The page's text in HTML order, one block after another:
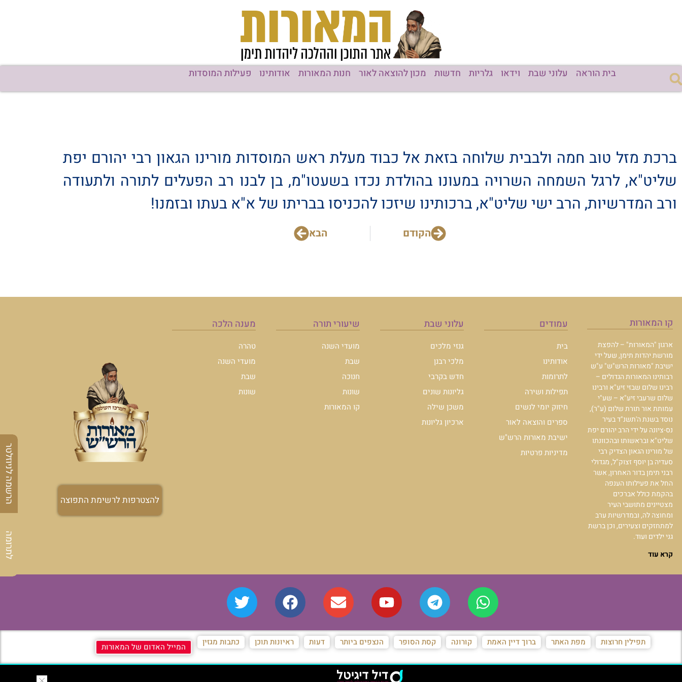
בית הוראה עלוני שבת וידאו גלריות חדשות מכון להוצאה לאור חנות המאורות אודותינו פעילות המוסדות
ברכת מזל טוב חמה ולבבית שלוחה בזאת אל כבוד מעלת ראש המוסדות מורינו הגאון רבי יהורם יפת
שליט"א, לרגל השמחה השרויה במעונו בהולדת נכדו בשעטו"מ, בן לבנו רב הפעלים לתורה ולתעודה
ורב המדרשיות, הרב ישי שליט"א, ברכותינו שיזכו להכניסו בבריתו של א"א בעתו ובזמנו!
הקודם הבא
קו המאורות
ארגון "המאורות" – להפצת
מורשת יהדות תימן, שעל ידי
ישיבת "מאורות הרש"ש" ע"ש
רבותינו המאורות הגדולים –
רבינו שלום שבזי זיע"א ורבינו
שלום שרעבי זיע"א – שע"י
עמותת אור תורת שלום (ע"ר),
נוסד בשנת ה'תשנ"ד בעיר
נס-ציונה על ידי הרב יהורם יפת
שליט"א ובראשותו ובהכוונתו
של מורינו הגאון הצדיק רבי
סעדיה בן יוסף זצוק"ל, מגדולי
רבני תימן בדור האחרון, אשר
החל את פעילותו הענפה
בהקמת כולל אברכים
מצטיינים מתושבי העיר
ומחוצה לה, ובמדרשיות ערב
למתחזקים וצעירים, וכן ברשת
גני ילדים ועוד.
קרא עוד
עמודים
בית
אודותינו
לתרומות
תפילות ושירה
חיזוק יומי לנשים
ספרים והוצאה לאור
ישיבת מאורות הרש"ש
מדיניות פרטיות
עלוני שבת
גנזי מלכים
מלכי רבנן
חדש בקרבי
גליונות שונים
משכן שילה
ארכיון גליונות
שיעורי תורה
מועדי השנה
שבת
חנוכה
שונות
קו המאורות
מענה הלכה
טהרה
מועדי השנה
שבת
שונות
להצטרפות לרשימת התפוצה הרשמה לניוזלטר
לתרומה
תפילין חרוצות מפת האתר ברוך דיין האמת קורונה קסת הסופר הנצפים ביותר דעות ראיונות תוכן כתבות מגזין המייל האדום של המאורות